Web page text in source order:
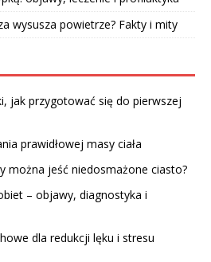
wysusza powietrze? Fakty i mity
jak przygotować się do pierwszej
prawidłowej masy ciała
można jeść niedosmażone ciasto?
– objawy, diagnostyka i
dla redukcji lęku i stresu